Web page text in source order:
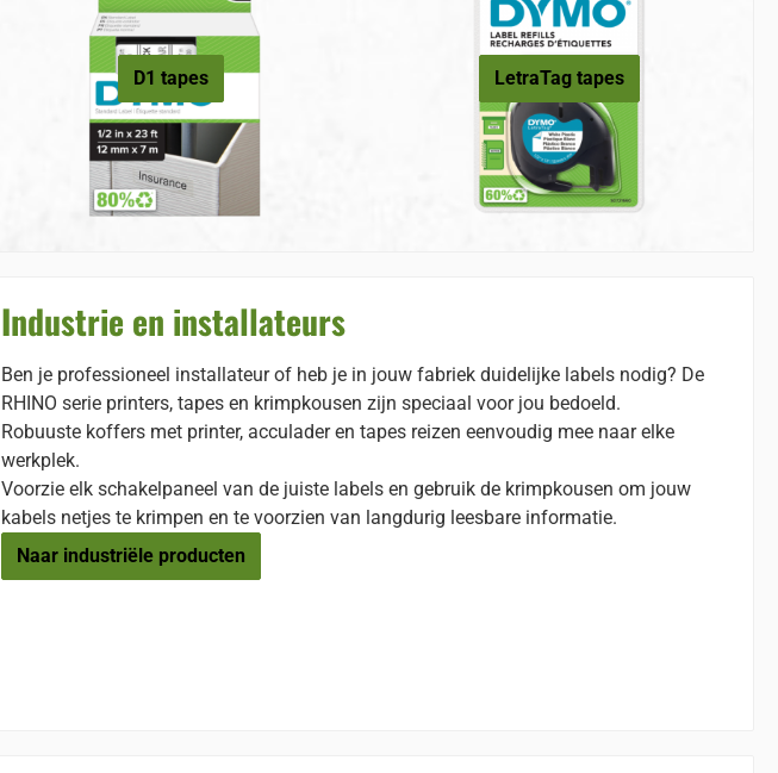
D1 tapes LetraTag tapes
Industrie en installateurs
Ben je professioneel installateur of heb je in jouw fabriek duidelijke labels nodig? De
RHINO serie printers, tapes en krimpkousen zijn speciaal voor jou bedoeld.
Robuuste koffers met printer, acculader en tapes reizen eenvoudig mee naar elke
werkplek.
Voorzie elk schakelpaneel van de juiste labels en gebruik de krimpkousen om jouw
kabels netjes te krimpen en te voorzien van langdurig leesbare informatie.
Naar industriële producten